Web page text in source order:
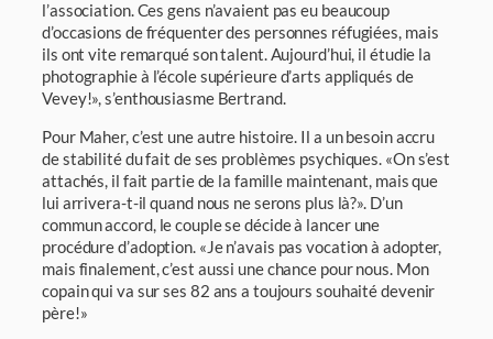
l’association. Ces gens n’avaient pas eu beaucoup
d’occasions de fréquenter des personnes réfugiées, mais
ils ont vite remarqué son talent. Aujourd’hui, il étudie la
photographie à l’école supérieure d’arts appliqués de
Vevey!», s’enthousiasme Bertrand.
Pour Maher, c’est une autre histoire. Il a un besoin accru
de stabilité du fait de ses problèmes psychiques. «On s’est
attachés, il fait partie de la famille maintenant, mais que
lui arrivera-t-il quand nous ne serons plus là?». D’un
commun accord, le couple se décide à lancer une
procédure d’adoption. «Je n’avais pas vocation à adopter,
mais finalement, c’est aussi une chance pour nous. Mon
copain qui va sur ses 82 ans a toujours souhaité devenir
père!»